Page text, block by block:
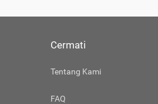
Cermati
Tentang Kami
FAQ